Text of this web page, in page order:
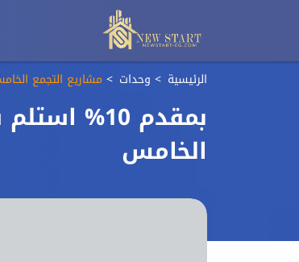
الرئيسية وحدات مشاريع التجمع
بمقدم
الخامس